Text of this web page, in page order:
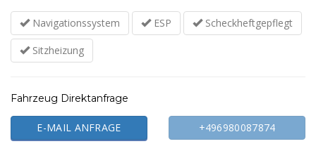
Navigationssystem ESP Scheckheftgepflegt
Sitzheizung
Fahrzeug Direktanfrage
E-MAIL ANFRAGE +496980087874